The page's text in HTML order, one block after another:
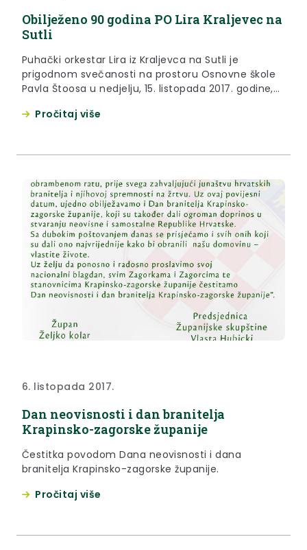
Obilježeno 90 godina PO Lira Kraljevec na
Sutli
Puhački orkestar Lira iz Kraljevca na Sutli je
prigodnom svečanosti na prostoru Osnovne škole
Pavla Štoosa u nedjelju, 15. listopada 2017. godine,
Pročitaj više
6. listopada 2017.
Dan neovisnosti i dan branitelja
Krapinsko-zagorske županije
Čestitka povodom Dana neovisnosti i dana
branitelja Krapinsko-zagorske županije.
Pročitaj više